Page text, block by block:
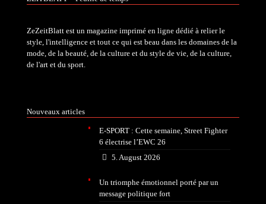
ZeZeitBlatt est un magazine imprimé en ligne dédié à relier le
style, l'intelligence et tout ce qui est beau dans les domaines de la
mode, de la beauté, de la culture et du style de vie, de la culture,
de l'art et du sport.
Nouveaux articles
E-SPORT : Cette semaine, Street Fighter
6 électrise l’EWC 26
5. August 2026
Un triomphe émotionnel porté par un
message politique fort